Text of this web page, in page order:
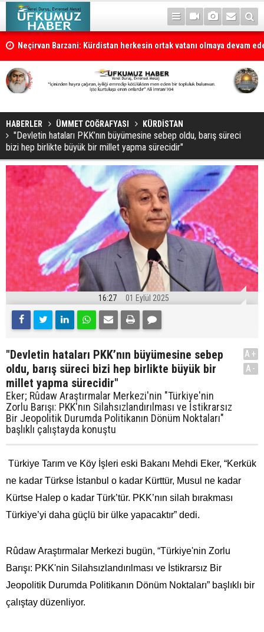
Neçirvan Barzani: Kürdistan herkesin ortak vatanı olmaya devam
HABERLER ÜMMET COĞRAFYASI KÜRDİSTAN
"Devletin hataları PKK’nın büyümesine sebep oldu, barış süreci
bizi hep birlikte büyük bir millet yapma sürecidir"
16:27 01 Eylül 2025
"Devletin hataları PKK’nın büyümesine sebep
oldu, barış süreci bizi hep birlikte büyük bir
millet yapma sürecidir"
Eker; Rûdaw Araştırmalar Merkezi'nin "Türkiye'nin
Zorlu Barışı: PKK'nın Silahsızlandırılması ve İstikrarsız
Bir Jeopolitik Durumda Politikanın Dönüm Noktaları"
başlıklı çalıştayda konuştu
A+
A-
Türkiye Tarım ve Köy İşleri eski Bakanı Mehdi Eker, “Kerkük
ne kadar Türkse İstanbul o kadar Kürttür, Musul ne kadar
Kürtse Halep o kadar Türk’tür. PKK’nın silah bırakması
Türkiye’yi daha güçlü bir ülke yapacaktır” dedi.
Rûdaw Araştırmalar Merkezi bugün, “Türkiye'nin Zorlu
Barışı: PKK'nin Silahsızlandırılması ve İstikrarsız Bir
Jeopolitik Durumda Politikanın Dönüm Noktaları” başlıklı bir
çalıştay düzenliyor.